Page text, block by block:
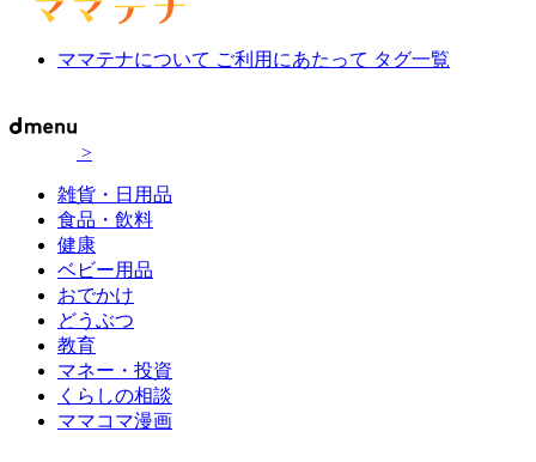
ママテナについて ご利用にあたって タグ一覧
>
雑貨・日用品
食品・飲料
健康
ベビー用品
おでかけ
どうぶつ
教育
マネー・投資
くらしの相談
ママコマ漫画